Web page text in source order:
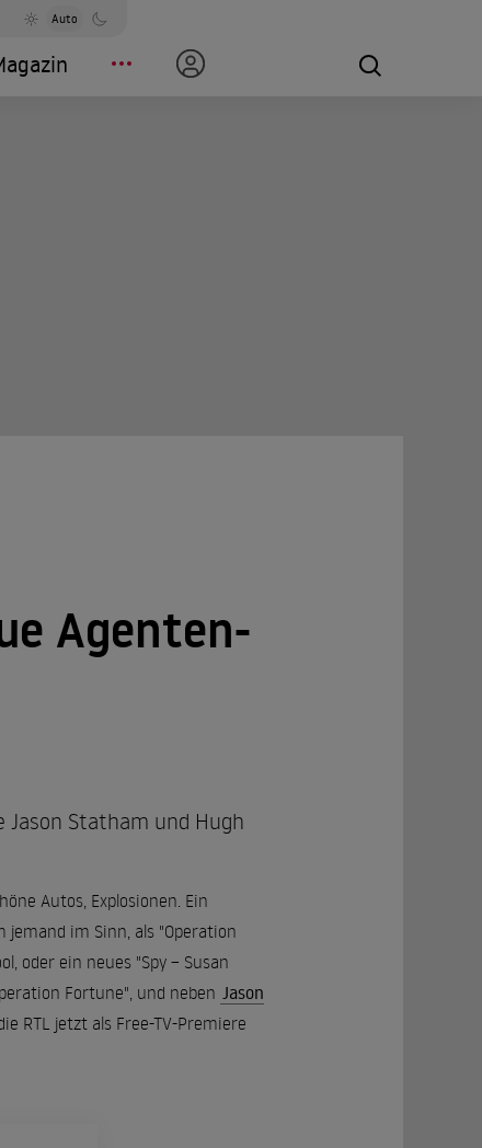
Auto
Agenten-
Statham und Hugh
Autos, Explosionen. Ein
im Sinn, als "Operation
oder ein neues "Spy – Susan
Fortune", und neben Jason
RTL jetzt als Free-TV-Premiere